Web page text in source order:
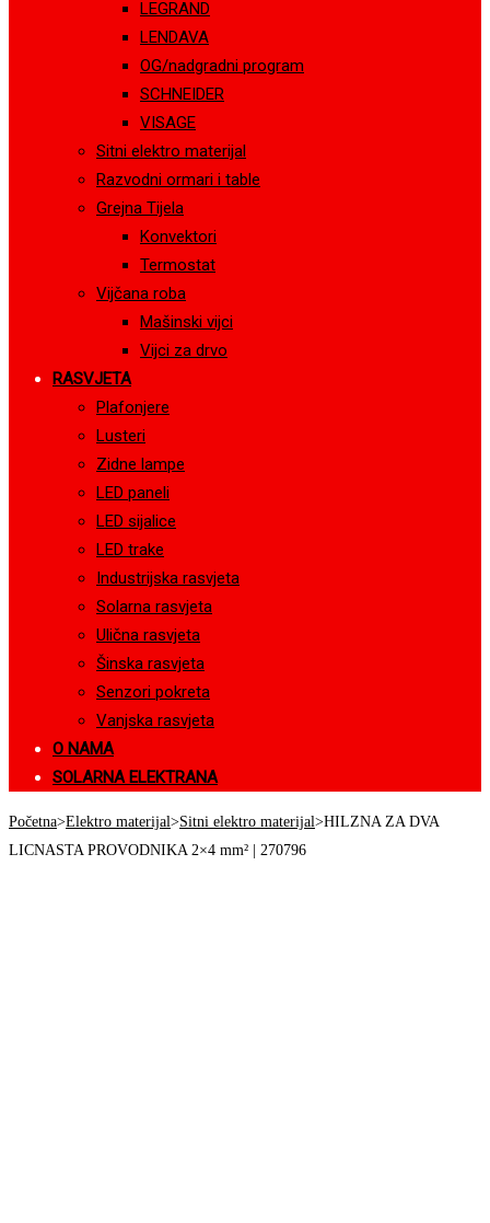
LEGRAND
LENDAVA
OG/nadgradni program
SCHNEIDER
VISAGE
Sitni elektro materijal
Razvodni ormari i table
Grejna Tijela
Konvektori
Termostat
Vijčana roba
Mašinski vijci
Vijci za drvo
RASVJETA
Plafonjere
Lusteri
Zidne lampe
LED paneli
LED sijalice
LED trake
Industrijska rasvjeta
Solarna rasvjeta
Ulična rasvjeta
Šinska rasvjeta
Senzori pokreta
Vanjska rasvjeta
O NAMA
SOLARNA ELEKTRANA
Početna>Elektro materijal>Sitni elektro materijal>HILZNA ZA DVA
LICNASTA PROVODNIKA 2×4 mm² | 270796